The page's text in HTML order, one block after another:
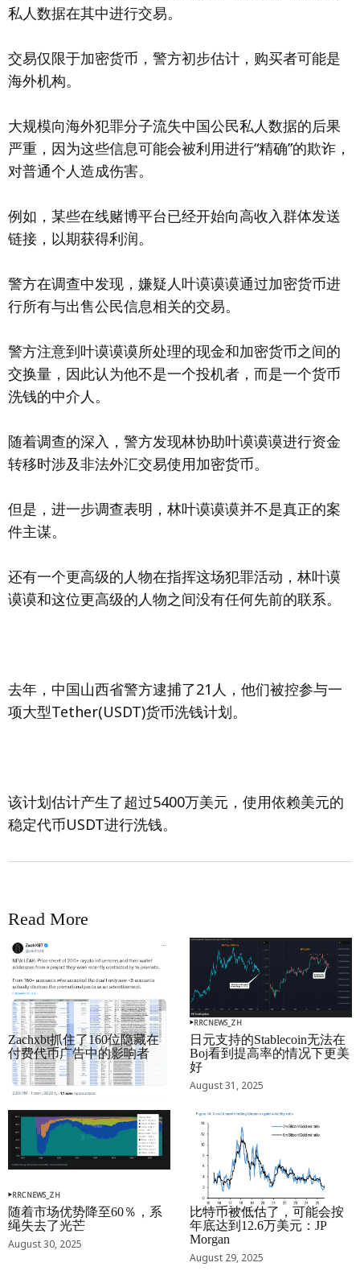
私人数据在其中进行交易。
交易仅限于加密货币，警方初步估计，购买者可能是
海外机构。
大规模向海外犯罪分子流失中国公民私人数据的后果
严重，因为这些信息可能会被利用进行“精确”的欺诈，
对普通个人造成伤害。
例如，某些在线赌博平台已经开始向高收入群体发送
链接，以期获得利润。
警方在调查中发现，嫌疑人叶谟谟谟通过加密货币进
行所有与出售公民信息相关的交易。
警方注意到叶谟谟谟所处理的现金和加密货币之间的
交换量，因此认为他不是一个投机者，而是一个货币
洗钱的中介人。
随着调查的深入，警方发现林协助叶谟谟谟进行资金
转移时涉及非法外汇交易使用加密货币。
但是，进一步调查表明，林叶谟谟谟并不是真正的案
件主谋。
还有一个更高级的人物在指挥这场犯罪活动，林叶谟
谟谟和这位更高级的人物之间没有任何先前的联系。
去年，中国山西省警方逮捕了21人，他们被控参与一
项大型Tether(USDT)货币洗钱计划。
该计划估计产生了超过5400万美元，使用依赖美元的
稳定代币USDT进行洗钱。
Read More
RRCNEWS_ZH
Zachxbt抓住了160位隐藏在
付费代币广告中的影响者
September 01, 2025
RRCNEWS_ZH
日元支持的Stablecoin无法在
Boj看到提高率的情况下更美
好
August 31, 2025
RRCNEWS_ZH
随着市场优势降至60％，系
绳失去了光芒
August 30, 2025
RRCNEWS_ZH
比特币被低估了，可能会按
年底达到12.6万美元：JP
Morgan
August 29, 2025